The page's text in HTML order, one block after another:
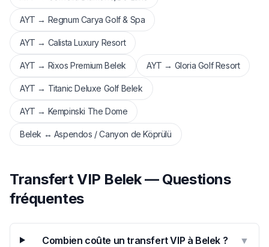
AYT → Regnum Carya Golf & Spa
AYT → Calista Luxury Resort
AYT → Rixos Premium Belek AYT → Gloria Golf Resort
AYT → Titanic Deluxe Golf Belek
AYT → Kempinski The Dome
Belek ↔ Aspendos / Canyon de Köprülü
Transfert VIP Belek — Questions
fréquentes
Combien coûte un transfert VIP à Belek ? ▼